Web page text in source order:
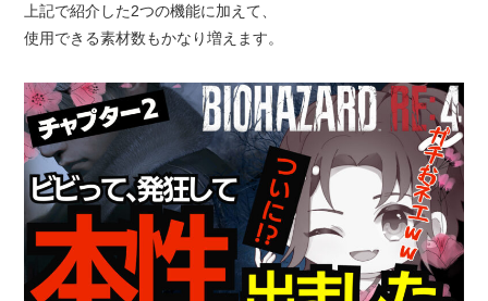
上記で紹介した2つの機能に加えて、
使用できる素材数もかなり増えます。